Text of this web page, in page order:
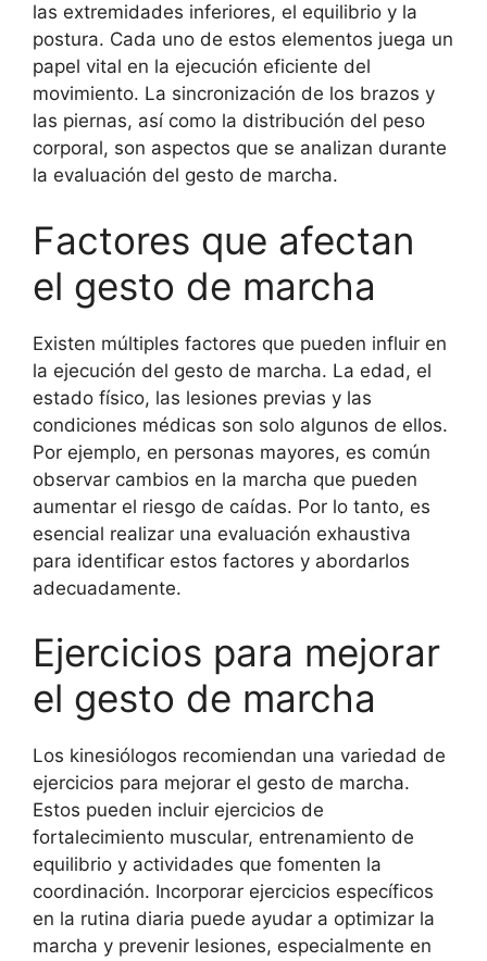
las extremidades inferiores, el equilibrio y la
postura. Cada uno de estos elementos juega un
papel vital en la ejecución eficiente del
movimiento. La sincronización de los brazos y
las piernas, así como la distribución del peso
corporal, son aspectos que se analizan durante
la evaluación del gesto de marcha.
Factores que afectan
el gesto de marcha
Existen múltiples factores que pueden influir en
la ejecución del gesto de marcha. La edad, el
estado físico, las lesiones previas y las
condiciones médicas son solo algunos de ellos.
Por ejemplo, en personas mayores, es común
observar cambios en la marcha que pueden
aumentar el riesgo de caídas. Por lo tanto, es
esencial realizar una evaluación exhaustiva
para identificar estos factores y abordarlos
adecuadamente.
Ejercicios para mejorar
el gesto de marcha
Los kinesiólogos recomiendan una variedad de
ejercicios para mejorar el gesto de marcha.
Estos pueden incluir ejercicios de
fortalecimiento muscular, entrenamiento de
equilibrio y actividades que fomenten la
coordinación. Incorporar ejercicios específicos
en la rutina diaria puede ayudar a optimizar la
marcha y prevenir lesiones, especialmente en